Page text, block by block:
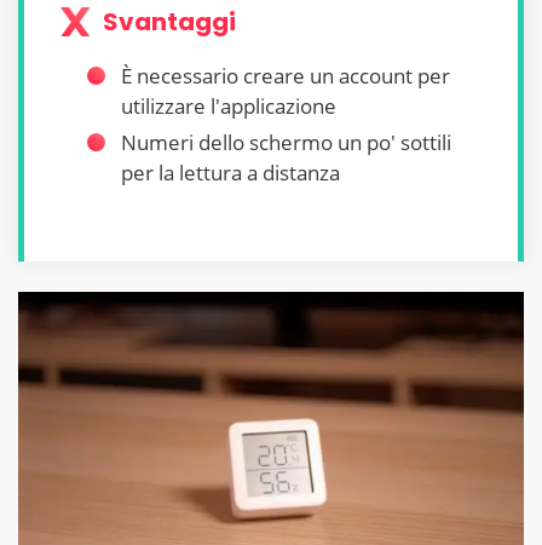
Svantaggi
È necessario creare un account per
utilizzare l'applicazione
Numeri dello schermo un po' sottili
per la lettura a distanza